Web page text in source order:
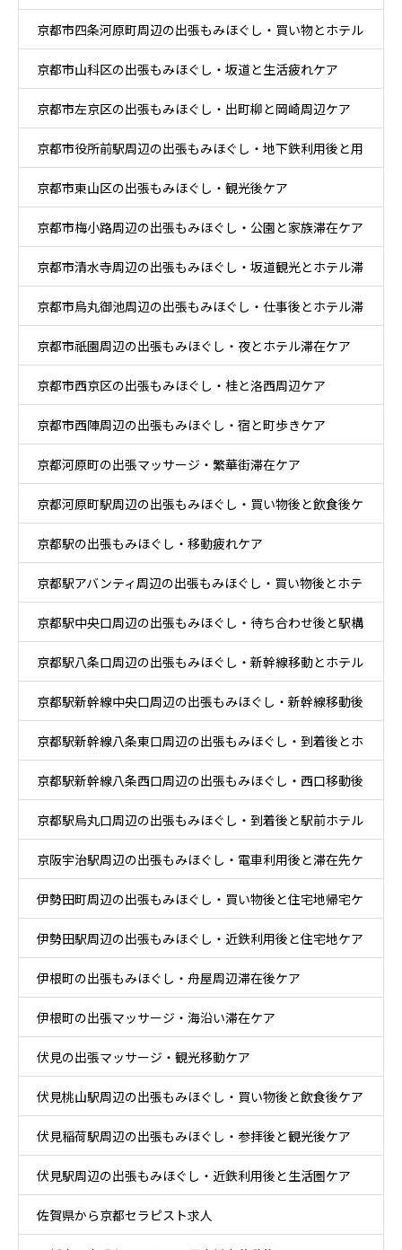
京都市四条河原町周辺の出張もみほぐし・買い物とホテル
滞在ケア
京都市山科区の出張もみほぐし・坂道と生活疲れケア
京都市左京区の出張もみほぐし・出町柳と岡崎周辺ケア
京都市役所前駅周辺の出張もみほぐし・地下鉄利用後と用
事後ケア
京都市東山区の出張もみほぐし・観光後ケア
京都市梅小路周辺の出張もみほぐし・公園と家族滞在ケア
京都市清水寺周辺の出張もみほぐし・坂道観光とホテル滞
在ケア
京都市烏丸御池周辺の出張もみほぐし・仕事後とホテル滞
在ケア
京都市祇園周辺の出張もみほぐし・夜とホテル滞在ケア
京都市西京区の出張もみほぐし・桂と洛西周辺ケア
京都市西陣周辺の出張もみほぐし・宿と町歩きケア
京都河原町の出張マッサージ・繁華街滞在ケア
京都河原町駅周辺の出張もみほぐし・買い物後と飲食後ケ
ア
京都駅の出張もみほぐし・移動疲れケア
京都駅アバンティ周辺の出張もみほぐし・買い物後とホテ
ル休息ケア
京都駅中央口周辺の出張もみほぐし・待ち合わせ後と駅構
内移動ケア
京都駅八条口周辺の出張もみほぐし・新幹線移動とホテル
滞在ケア
京都駅新幹線中央口周辺の出張もみほぐし・新幹線移動後
と乗換ケア
京都駅新幹線八条東口周辺の出張もみほぐし・到着後とホ
テル休息ケア
京都駅新幹線八条西口周辺の出張もみほぐし・西口移動後
とホテル休息ケア
京都駅烏丸口周辺の出張もみほぐし・到着後と駅前ホテル
ケア
京阪宇治駅周辺の出張もみほぐし・電車利用後と滞在先ケ
ア
伊勢田町周辺の出張もみほぐし・買い物後と住宅地帰宅ケ
ア
伊勢田駅周辺の出張もみほぐし・近鉄利用後と住宅地ケア
伊根町の出張もみほぐし・舟屋周辺滞在後ケア
伊根町の出張マッサージ・海沿い滞在ケア
伏見の出張マッサージ・観光移動ケア
伏見桃山駅周辺の出張もみほぐし・買い物後と飲食後ケア
伏見稲荷駅周辺の出張もみほぐし・参拝後と観光後ケア
伏見駅周辺の出張もみほぐし・近鉄利用後と生活圏ケア
佐賀県から京都セラピスト求人